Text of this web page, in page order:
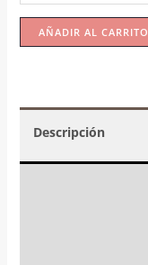
AÑADIR AL CARRITO
Descripción